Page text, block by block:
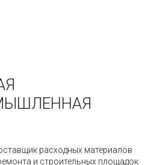
расходных материалов
и строительных площадок